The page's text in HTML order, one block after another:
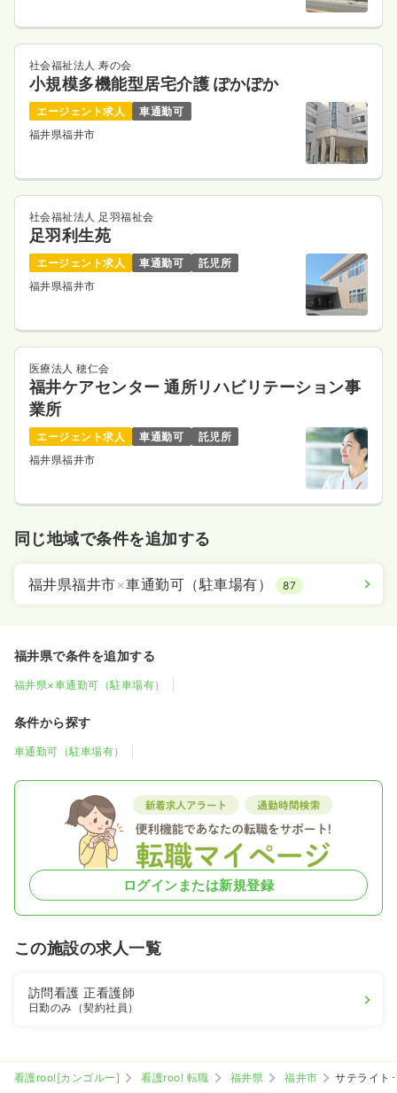
社会福祉法人 寿の会
小規模多機能型居宅介護 ぽかぽか
エージェント求人
車通勤可
福井県福井市
社会福祉法人 足羽福祉会
足羽利生苑
エージェント求人 車通勤可
託児所
福井県福井市
医療法人 穂仁会
福井ケアセンター 通所リハビリテーション事
業所
エージェント求人 車通勤可
託児所
福井県福井市
同じ地域で条件を追加する
福井県福井市×車通勤可（駐車場有） 87
福井県で条件を追加する
福井県×車通勤可（駐車場有）
条件から探す
車通勤可（駐車場有）
ログインまたは新規登録
この施設の求人一覧
訪問看護正看護師
日勤のみ（契約社員）
看護roo![カンゴルー] 看護roo! 転職 福井県 福井市
サテライト